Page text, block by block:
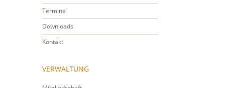
Termine
Downloads
Kontakt
VERWALTUNG